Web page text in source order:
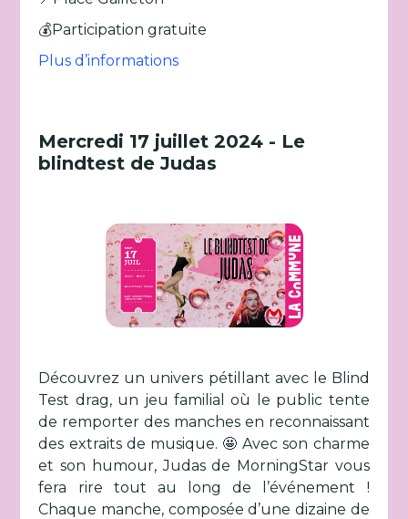
💰Participation gratuite
Plus d’informations
Mercredi 17 juillet 2024 - Le
blindtest de Judas
Découvrez un univers pétillant avec le Blind
Test drag, un jeu familial où le public tente
de remporter des manches en reconnaissant
des extraits de musique. 🤩 Avec son charme
et son humour, Judas de MorningStar vous
fera rire tout au long de l’événement !
Chaque manche, composée d’une dizaine de